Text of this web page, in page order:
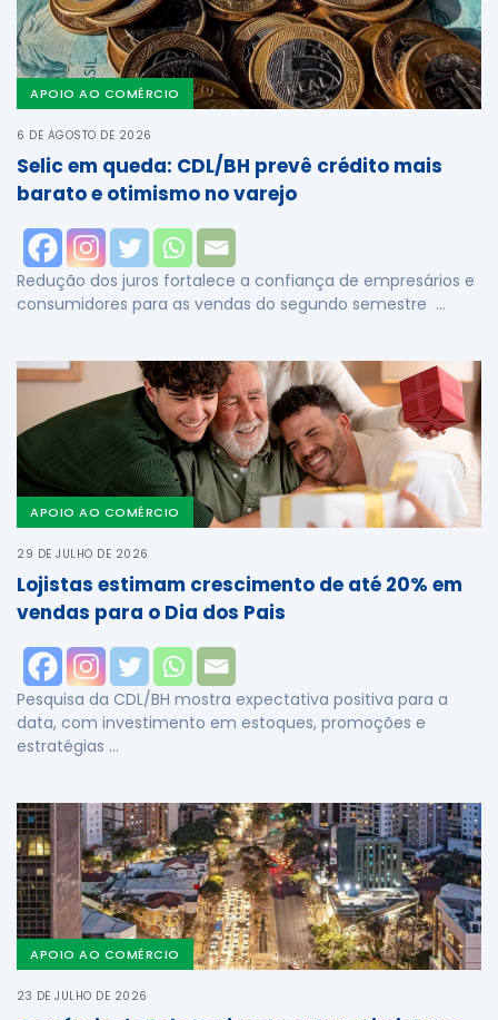
APOIO AO COMÉRCIO
6 DE AGOSTO DE 2026
Selic em queda: CDL/BH prevê crédito mais
barato e otimismo no varejo
Redução dos juros fortalece a confiança de empresários e
consumidores para as vendas do segundo semestre …
APOIO AO COMÉRCIO
29 DE JULHO DE 2026
Lojistas estimam crescimento de até 20% em
vendas para o Dia dos Pais
Pesquisa da CDL/BH mostra expectativa positiva para a
data, com investimento em estoques, promoções e
estratégias …
APOIO AO COMÉRCIO
23 DE JULHO DE 2026